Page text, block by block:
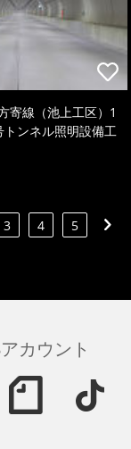
寄線（池上工区）1
ンネル照明設備工
3 4 5
カウント